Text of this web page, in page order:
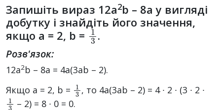
Запишіть вираз 12а2b – 8a у вигляді
добутку і знайдіть його значення,
якщо а = 2, b = 13
.
Розв'язок:
12а2b – 8a = 4a(3ab – 2).
Якщо а = 2, b = 1 , то 4a(3ab – 2) = 4 ∙ 2 ∙ (3 ∙ 2 ∙
13– 2) = 8 ∙ 0 = 0.